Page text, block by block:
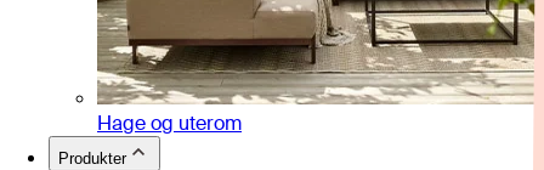
Hage og uterom
Produkter